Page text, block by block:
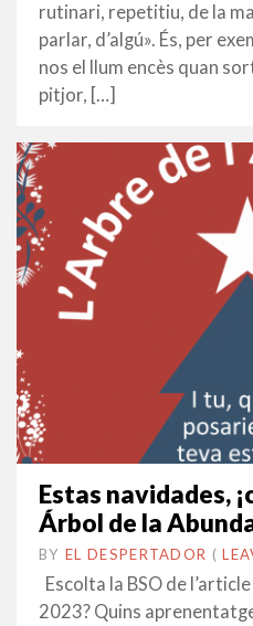
rutinari, repetitiu, de la
parlar, d’algú». És, per
nos el llum encès quan
pitjor, […]
Estas navidades,
Árbol de la
BY EL DESPERTADOR ON
11
•(
Escolta la BSO de
2023? Quins